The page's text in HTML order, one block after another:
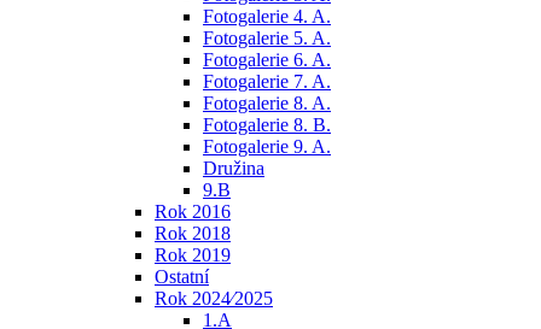
Fotogalerie 4. A.
Fotogalerie 5. A.
Fotogalerie 6. A.
Fotogalerie 7. A.
Fotogalerie 8. A.
Fotogalerie 8. B.
Fotogalerie 9. A.
Družina
9.B
Rok 2016
Rok 2018
Rok 2019
Ostatní
Rok 2024⁄2025
1.A